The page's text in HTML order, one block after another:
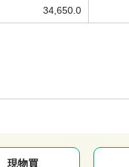
34,650.0
現物買